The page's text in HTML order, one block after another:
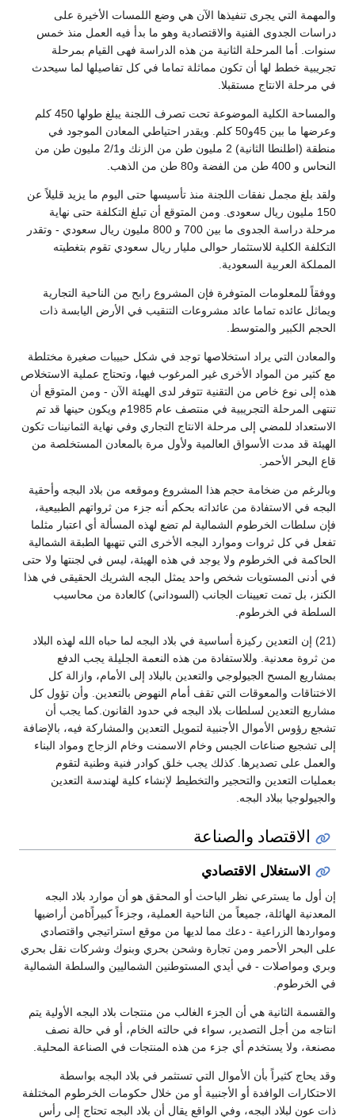
والمهمة التي يجرى تنفيذها الآن هي وضع اللمسات الأخيرة على
دراسات الجدوى الفنية والاقتصادية وهو ما بدأ فيه العمل منذ خمس
سنوات. أما المرحلة الثانية من هذه الدراسة فهى القيام بمرحلة
تجريبية خطط لها أن تكون مماثلة تماما في كل تفاصيلها لما سيحدث
في مرحلة الانتاج مستقبلا.
والمساحة الكلية الموضوعة تحت تصرف اللجنة يبلغ طولها 450 كلم
وعرضها ما بين 45و50 كلم. ويقدر احتياطي المعادن الموجود في
منطقة (اطلنطا الثانية) 2 مليون طن من الزنك و2/1 مليون طن من
النحاس و 400 طن من الفضة و80 طن من الذهب.
ولقد بلغ مجمل نفقات اللجنة منذ تأسيسها حتى اليوم ما يزيد قليلاً عن
150 مليون ريال سعودى. ومن المتوقع أن تبلغ التكلفة حتى نهاية
مرحلة دراسة الجدوى ما بين 700 و 800 مليون ريال سعودي - وتقدر
التكلفة الكلية للاستثمار حوالى مليار ريال سعودي تقوم بتغطيته
المملكة العربية السعودية.
ووفقاً للمعلومات المتوفرة فإن المشروع رابح من الناحية التجارية
ويماثل عائده تماما عائد مشروعات التنقيب في الأرض اليابسة ذات
الحجم الكبير والمتوسط.
والمعادن التي يراد استخلاصها توجد في شكل حبيبات صغيرة مختلطة
مع كثير من المواد الأخرى غير المرغوب فيها، وتحتاج عملية الاستخلاص
هذه إلى نوع خاص من التقنية تتوفر لدى الهيئة الآن - ومن المتوقع أن
تنتهى المرحلة التجريبية في منتصف عام 1985م ويكون حينها قد تم
الاستعداد للمضي إلى مرحلة الانتاج التجاري وفي نهاية الثمانينات تكون
الهيئة قد مدت الأسواق العالمية ولأول مرة بالمعادن المستخلصة من
قاع البحر الأحمر.
وبالرغم من ضخامة حجم هذا المشروع وموقعه من بلاد البجه وأحقية
البجه في الاستفادة من عائداته بحكم أنه جزء من ثرواتهم الطبيعية،
فإن سلطات الخرطوم الشمالية لم تضع لهذه المسألة أي اعتبار مثلما
تفعل في كل ثروات وموارد البجه الأخرى التي تنهبها الطبقة الشمالية
الحاكمة في الخرطوم ولا يوجد في هذه الهيئة، ليس في لجنتها ولا حتى
في أدنى المستويات شخص واحد يمثل البجه الشريك الحقيقى في هذا
الكنز، بل تمت تعيينات الجانب (السوداني) كالعادة من محاسيب
السلطة في الخرطوم.
(21) إن التعدين ركيزة أساسية في بلاد البجه لما حباه الله لهذه البلاد
من ثروة معدنية. وللاستفادة من هذه النعمة الجليلة يجب الدفع
بمشاريع المسح الجيولوجي والتعدين بالبلاد إلى الأمام، وازالة كل
الاختناقات والمعوقات التي تقف أمام النهوض بالتعدين. وأن تؤول كل
مشاريع التعدين لسلطات بلاد البجه في حدود القانون.كما يجب أن
تشجع رؤوس الأموال الأجنبية لتمويل التعدين والمشاركة فيه، بالإضافة
إلى تشجيع صناعات الجبس وخام الاسمنت وخام الزجاج ومواد البناء
والعمل على تصديرها. كذلك يجب خلق كوادر فنية وطنية لتقوم
بعمليات التعدين والتحجير والتخطيط لإنشاء كلية لهندسة التعدين
والجيولوجيا ببلاد البجه.
الاقتصاد والصناعة
الاستغلال الاقتصادي
إن أول ما يسترعي نظر الباحث أو المحقق هو أن موارد بلاد البجه
المعدنية الهائلة، جميعاً من الناحية العملية، وجزءاً كبيراًbمن أراضيها
ومواردها الزراعية - دعك مما لديها من موقع استراتيجي واقتصادي
على البحر الأحمر ومن تجارة وشحن بحري وبنوك وشركات نقل بحري
وبري ومواصلات - في أيدي المستوطنين الشماليين والسلطة الشمالية
في الخرطوم.
والقسمة الثانية هي أن الجزء الغالب من منتجات بلاد البجه الأولية يتم
انتاجه من أجل التصدير، سواء في حالته الخام، أو في حالة نصف
مصنعة، ولا يستخدم أي جزء من هذه المنتجات في الصناعة المحلية.
وقد يحاج كثيراً بأن الأموال التي تستثمر في بلاد البجه بواسطة
الاحتكارات الوافدة أو الأجنبية أو من خلال حكومات الخرطوم المختلفة
ذات عون لبلاد البجه، وفي الواقع يقال أن بلاد البجه تحتاج إلى رأس